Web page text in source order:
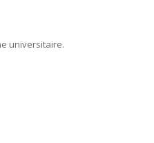
universitaire.